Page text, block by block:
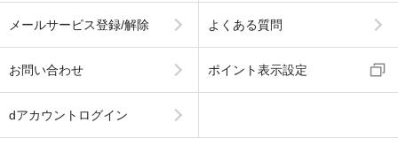
メールサービス登録/解除 よくある質問
お問い合わせ ポイント表示設定
dアカウントログイン